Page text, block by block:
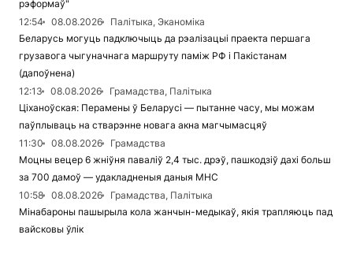
рэформаў"
12:54
08.08.2026
Палітыка, Эканоміка
Беларусь могуць падключыць да рэалізацыі праекта першага
грузавога чыгуначнага маршруту паміж РФ і Пакістанам
(дапоўнена)
12:13
08.08.2026
Грамадства, Палітыка
Ціханоўская: Перамены ў Беларусі — пытанне часу, мы можам
паўплываць на стварэнне новага акна магчымасцяў
11:30
08.08.2026
Грамадства
Моцны вецер 6 жніўня паваліў 2,4 тыс. дрэў, пашкодзіў дахі больш
за 700 дамоў — удакладненыя даныя МНС
10:58
08.08.2026
Грамадства, Палітыка
Мінабароны пашырыла кола жанчын-медыкаў, якія трапляюць пад
вайсковы ўлік